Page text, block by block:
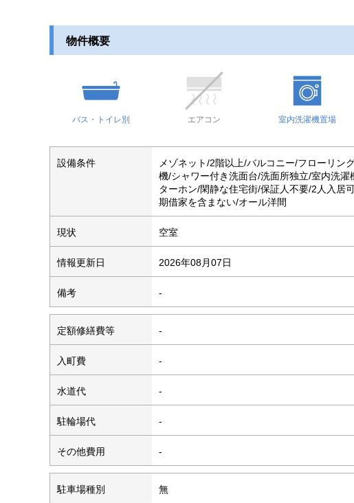
物件概要
バス・トイレ別 エアコン 室内洗濯機置場
設備条件
メゾネット/2階以上/バルコニー/フローリン
機/シャワー付き洗面台/洗面所独立/室内洗
ターホン/閑静な住宅街/保証人不要/2人入居
期借家を含まない/オール洋間
現状 空室
情報更新日 2026年08月07日
備考 -
定額修繕費等 -
入町費 -
水道代 -
駐輪場代 -
その他費用 -
駐車場種別 無